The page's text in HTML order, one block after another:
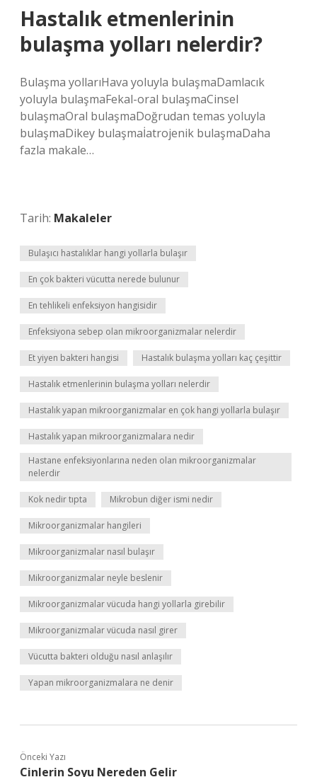
Hastalık etmenlerinin
bulaşma yolları nelerdir?
Bulaşma yollarıHava yoluyla bulaşmaDamlacık
yoluyla bulaşmaFekal-oral bulaşmaCinsel
bulaşmaOral bulaşmaDoğrudan temas yoluyla
bulaşmaDikey bulaşmaİatrojenik bulaşmaDaha
fazla makale…
Tarih: Makaleler
Bulaşıcı hastalıklar hangi yollarla bulaşır
En çok bakteri vücutta nerede bulunur
En tehlikeli enfeksiyon hangisidir
Enfeksiyona sebep olan mikroorganizmalar nelerdir
Et yiyen bakteri hangisi Hastalık bulaşma yolları kaç çeşittir
Hastalık etmenlerinin bulaşma yolları nelerdir
Hastalık yapan mikroorganizmalar en çok hangi yollarla bulaşır
Hastalık yapan mikroorganizmalara nedir
Hastane enfeksiyonlarına neden olan mikroorganizmalar
nelerdir
Kok nedir tıpta Mikrobun diğer ismi nedir
Mikroorganizmalar hangileri
Mikroorganizmalar nasıl bulaşır
Mikroorganizmalar neyle beslenir
Mikroorganizmalar vücuda hangi yollarla girebilir
Mikroorganizmalar vücuda nasıl girer
Vücutta bakteri olduğu nasıl anlaşılır
Yapan mikroorganizmalara ne denir
Önceki Yazı
Cinlerin Soyu Nereden Gelir